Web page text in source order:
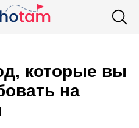
которые вы
на